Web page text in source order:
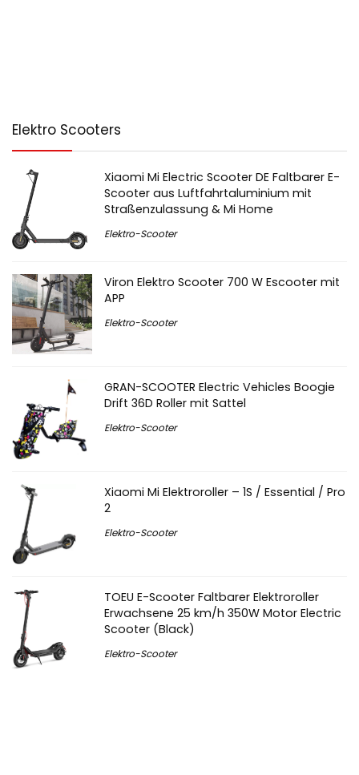
Elektro Scooters
Xiaomi Mi Electric Scooter DE Faltbarer E-
Scooter aus Luftfahrtaluminium mit
Straßenzulassung & Mi Home
Elektro-Scooter
Viron Elektro Scooter 700 W Escooter mit
APP
Elektro-Scooter
GRAN-SCOOTER Electric Vehicles Boogie
Drift 36D Roller mit Sattel
Elektro-Scooter
Xiaomi Mi Elektroroller – 1S / Essential / Pro
2
Elektro-Scooter
TOEU E-Scooter Faltbarer Elektroroller
Erwachsene 25 km/h 350W Motor Electric
Scooter (Black)
Elektro-Scooter